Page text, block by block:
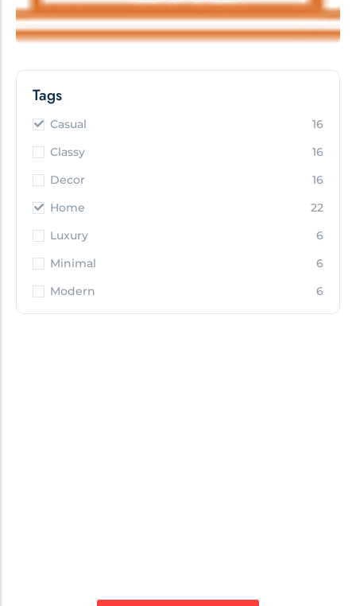
Tags
Casual
16
Classy
16
Decor
16
Home
22
Luxury
6
Minimal
6
Modern
6